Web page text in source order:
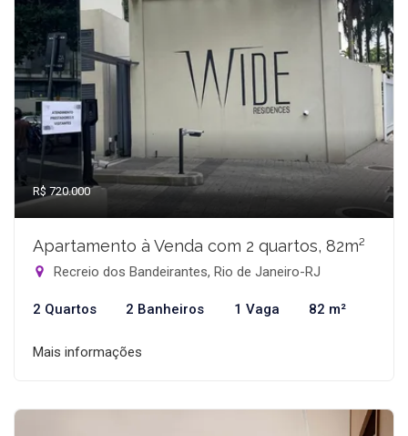
R$ 720.000
Apartamento à Venda com 2 quartos, 82m²
Recreio dos Bandeirantes, Rio de Janeiro-RJ
2 Quartos 2 Banheiros 1 Vaga 82 m²
Mais informações